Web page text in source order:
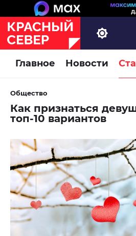
Главное Новости
Общество
Как признаться
топ-10 вариантов